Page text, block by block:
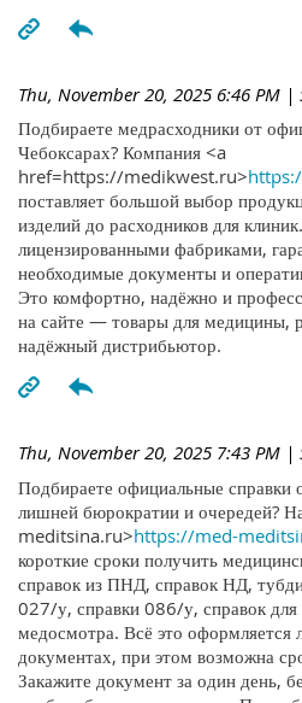
Thu, November 20, 2025 6:46 PM |
Подбираете медрасходники от
Чебоксарах? Компания <a
href=https://medikwest.ru>
поставляет большой выбор
изделий до расходников для
лицензированными фабриками,
необходимые документы и
Это комфортно, надёжно и
на сайте — товары для медицины,
надёжный дистрибьютор.
Thu, November 20, 2025 7:43 PM |
Подбираете официальные справки
лишней бюрократии и очередей?
meditsina.ru>https://med-
короткие сроки получить
справок из ПНД, справок НД,
027/у, справки 086/у, справок для
медосмотра. Всё это оформляется
документах, при этом возможна
Закажите документ за один день,